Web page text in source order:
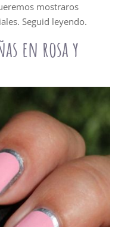
mostraros
Seguid leyendo.
en rosa y